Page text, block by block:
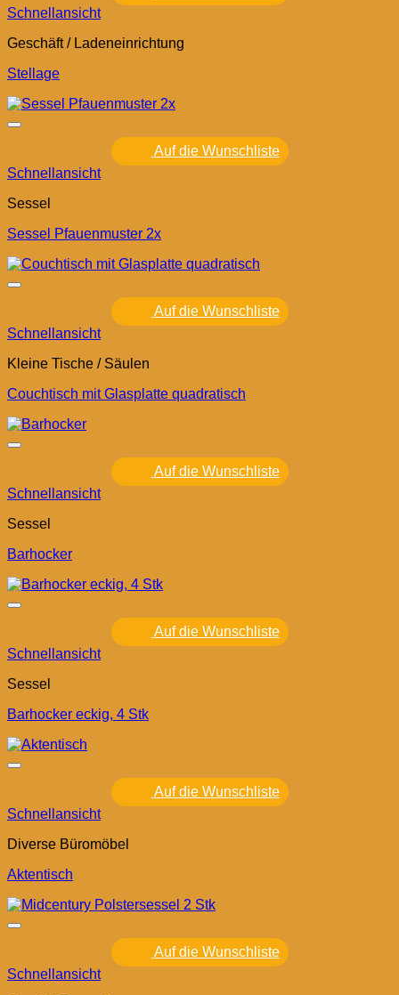
Schnellansicht
Geschäft / Ladeneinrichtung
Stellage
Auf die Wunschliste
Schnellansicht
Sessel
Sessel Pfauenmuster 2x
Auf die Wunschliste
Schnellansicht
Kleine Tische / Säulen
Couchtisch mit Glasplatte quadratisch
Auf die Wunschliste
Schnellansicht
Sessel
Barhocker
Auf die Wunschliste
Schnellansicht
Sessel
Barhocker eckig, 4 Stk
Auf die Wunschliste
Schnellansicht
Diverse Büromöbel
Aktentisch
Auf die Wunschliste
Schnellansicht